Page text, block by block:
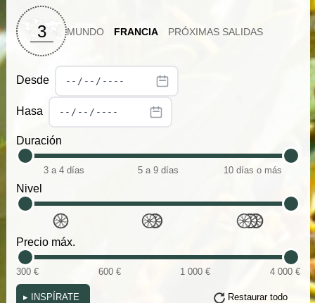
3 MUNDO FRANCIA PRÓXIMAS SALIDAS
Desde
Hasa
Duración
3 a 4 días 5 a 9 días 10 días o más
Nivel
Precio máx.
300 € 600 € 1 000 € 4 000 €
▸ INSPÍRATE Restaurar todo